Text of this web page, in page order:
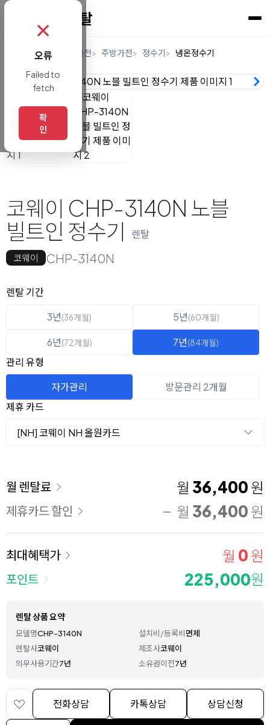
렌탈 디지털/가전 주방가전 정수기 냉온정수기
코웨이 CHP-3140N 노블
빌트인 정수기
렌탈
코웨이 CHP-3140N
옵션 선택
렌탈 선택
렌탈 기간
3년(36개월) 5년(60개월)
6년(72개월) 7년(84개월)
관리 유형
자가관리
방문관리 2개월
제휴 카드
[NH] 코웨이 NH 올원카드
이용 요금
월 렌탈료 월 36,400 원
제휴카드 할인 월 36,400 원
최대혜택가 월 0 원
포인트 225,000원
렌탈 상품 요약
모델명CHP-3140N 설치비/등록비면제
렌탈사코웨이 제조사코웨이
의무사용기간7년 소유권이전7년
전화상담 카톡상담 상담신청
✗
오류
Failed to
fetch
확
인